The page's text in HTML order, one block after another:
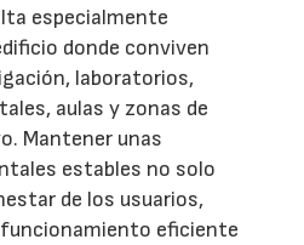
especialmente
donde conviven
laboratorios,
aulas y zonas de
Mantener unas
estables no solo
de los usuarios,
eficiente